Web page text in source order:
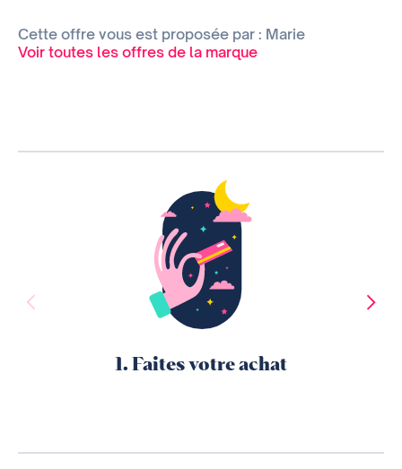
Cette offre vous est proposée par : Marie
Voir toutes les offres de la marque
1. Faites votre achat